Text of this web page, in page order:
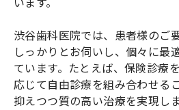
渋谷歯科医院では、患者様のご
しっかりとお伺いし、個々に最
ています。たとえば、保険診療
応じて自由診療を組み合わせる
抑えつつ質の高い治療を実現しま